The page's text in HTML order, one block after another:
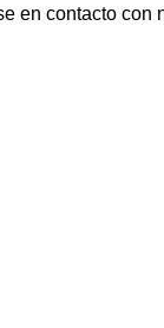
en contacto con